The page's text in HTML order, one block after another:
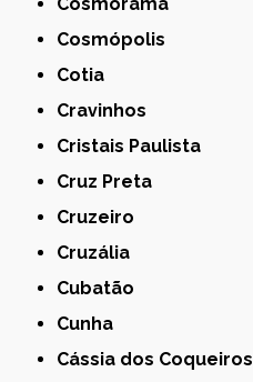
Cosmópolis
Cotia
Cravinhos
Cristais Paulista
Cruz Preta
Cruzeiro
Cruzália
Cubatão
Cunha
Cássia dos Coqueiros